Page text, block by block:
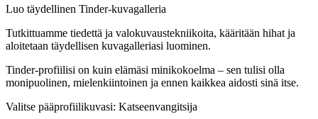
Luo täydellinen Tinder-kuvagalleria
Tutkittuamme tiedettä ja valokuvaustekniikoita, kääritään hihat ja
aloitetaan täydellisen kuvagalleriasi luominen.
Tinder-profiilisi on kuin elämäsi minikokoelma – sen tulisi olla
monipuolinen, mielenkiintoinen ja ennen kaikkea aidosti sinä itse.
Valitse pääprofiilikuvasi: Katseenvangitsija